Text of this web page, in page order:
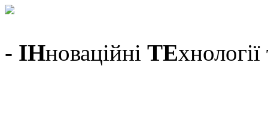
- ІНноваційні ТЕ